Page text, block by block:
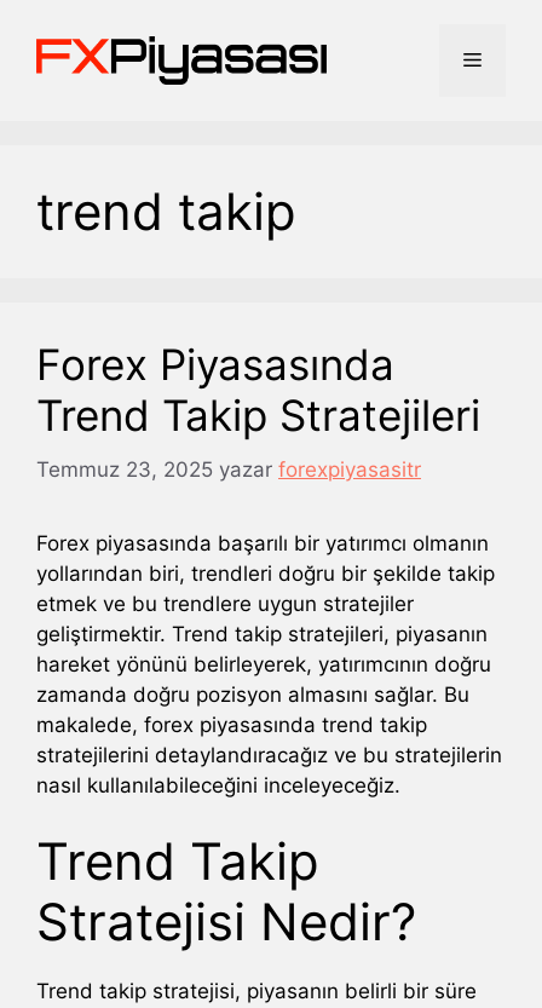
Menü
trend takip
Forex Piyasasında
Trend Takip Stratejileri
Temmuz 23, 2025 yazar forexpiyasasitr
Forex piyasasında başarılı bir yatırımcı olmanın
yollarından biri, trendleri doğru bir şekilde takip
etmek ve bu trendlere uygun stratejiler
geliştirmektir. Trend takip stratejileri, piyasanın
hareket yönünü belirleyerek, yatırımcının doğru
zamanda doğru pozisyon almasını sağlar. Bu
makalede, forex piyasasında trend takip
stratejilerini detaylandıracağız ve bu stratejilerin
nasıl kullanılabileceğini inceleyeceğiz.
Trend Takip
Stratejisi Nedir?
Trend takip stratejisi, piyasanın belirli bir süre